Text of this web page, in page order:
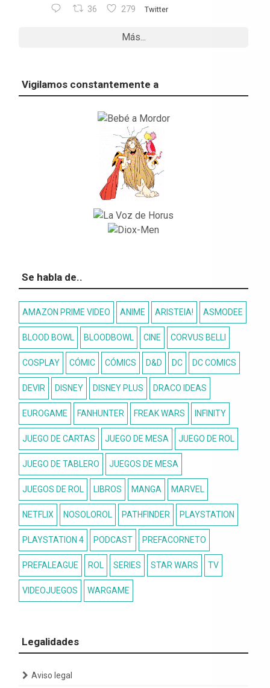
36 279 Twitter
Más...
Vigilamos constantemente a
Se habla de..
AMAZON PRIME VIDEO ANIME ARISTEIA! ASMODEE
BLOOD BOWL BLOODBOWL CINE CORVUS BELLI
COSPLAY CÓMIC CÓMICS D&D DC DC COMICS
DEVIR DISNEY DISNEY PLUS DRACO IDEAS
EUROGAME FANHUNTER FREAK WARS INFINITY
JUEGO DE CARTAS JUEGO DE MESA JUEGO DE ROL
JUEGO DE TABLERO JUEGOS DE MESA
JUEGOS DE ROL LIBROS MANGA MARVEL
NETFLIX NOSOLOROL PATHFINDER PLAYSTATION
PLAYSTATION 4 PODCAST PREFACORNETO
PREFALEAGUE ROL SERIES STAR WARS TV
VIDEOJUEGOS WARGAME
Legalidades
Aviso legal